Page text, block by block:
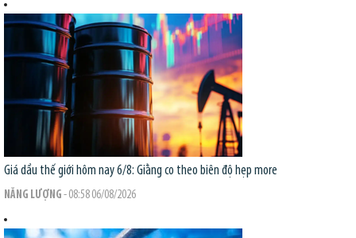
Giá dầu thế giới hôm nay 6/8: Giằng co theo biên độ hẹp more
NĂNG LƯỢNG - 08:58 06/08/2026